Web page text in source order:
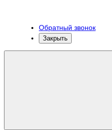
Обратный звонок
Закрыть